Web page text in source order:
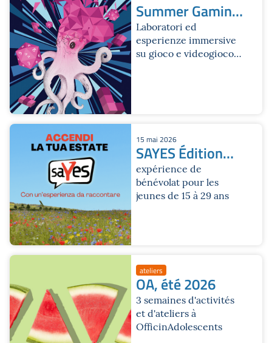
Summer Gaming
Fest
Laboratori ed
esperienze immersive
su gioco e videogioco
15 mai 2026
SAYES Édition
d'été 2026
expérience de
bénévolat pour les
jeunes de 15 à 29 ans
ateliers
OA, été 2026
3 semaines d'activités
et d'ateliers à
OfficinAdolescents